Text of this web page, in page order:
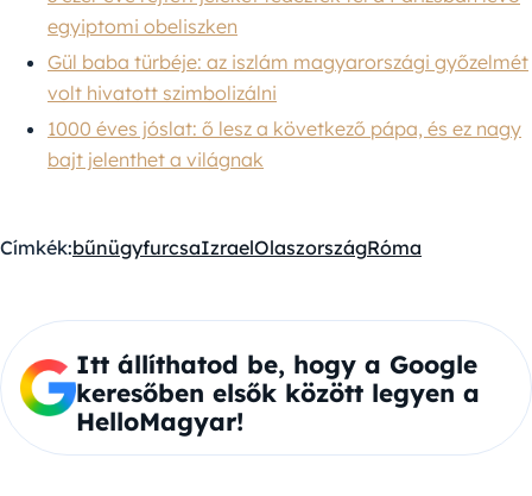
egyiptomi obeliszken
Gül baba türbéje: az iszlám magyarországi győzelmét
volt hivatott szimbolizálni
1000 éves jóslat: ő lesz a következő pápa, és ez nagy
bajt jelenthet a világnak
Címkék:bűnügyfurcsaIzraelOlaszországRóma
Itt állíthatod be, hogy a Google
keresőben elsők között legyen a
HelloMagyar!